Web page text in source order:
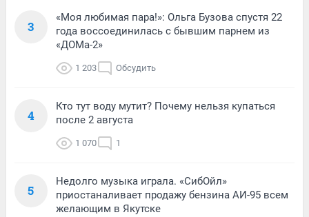
3
«Моя любимая пара!»: Ольга Бузова спустя 22
года воссоединилась с бывшим парнем из
«ДОМа-2»
1 203 Обсудить
4
Кто тут воду мутит? Почему нельзя купаться
после 2 августа
1 070 1
5
Недолго музыка играла. «СибОйл»
приостаналивает продажу бензина АИ-95 всем
желающим в Якутске